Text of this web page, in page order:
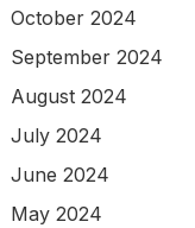
October 2024
September 2024
August 2024
July 2024
June 2024
May 2024